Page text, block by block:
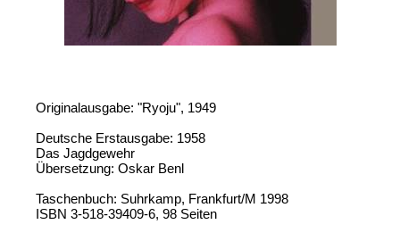
Originalausgabe: "Ryoju", 1949
Deutsche Erstausgabe: 1958
Das Jagdgewehr
Übersetzung: Oskar Benl
Taschenbuch: Suhrkamp, Frankfurt/M 1998
ISBN 3-518-39409-6, 98 Seiten